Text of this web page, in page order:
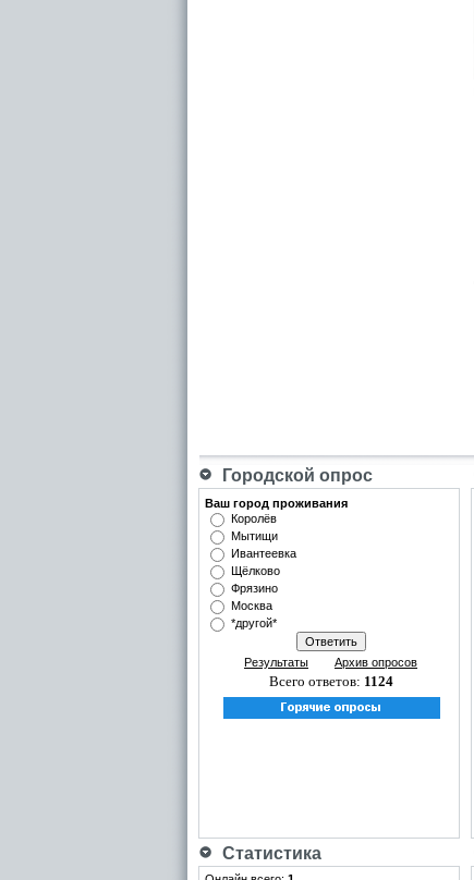
Городской опрос
Ваш город проживания
Королёв
Мытищи
Ивантеевка
Щёлково
Фрязино
Москва
*другой*
Результаты Архив опросов
Всего ответов: 1124
Статистика